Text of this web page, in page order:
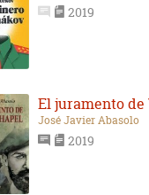
2019
El juramento
José Javier Abasolo
2019